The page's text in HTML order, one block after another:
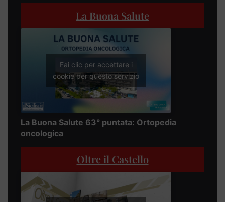
La Buona Salute
Fai clic per accettare i
cookie per questo servizio
La Buona Salute 63° puntata: Ortopedia
oncologica
Oltre il Castello